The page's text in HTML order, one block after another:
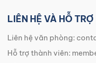
LIÊN HỆ VÀ HỖ TRỢ
Liên hệ văn phòng:
Hỗ trợ thành viên: